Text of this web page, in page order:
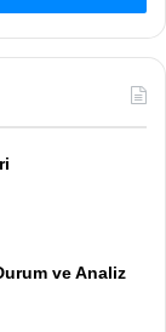
ve Analiz